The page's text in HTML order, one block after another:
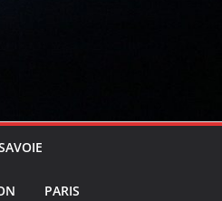
PARIS